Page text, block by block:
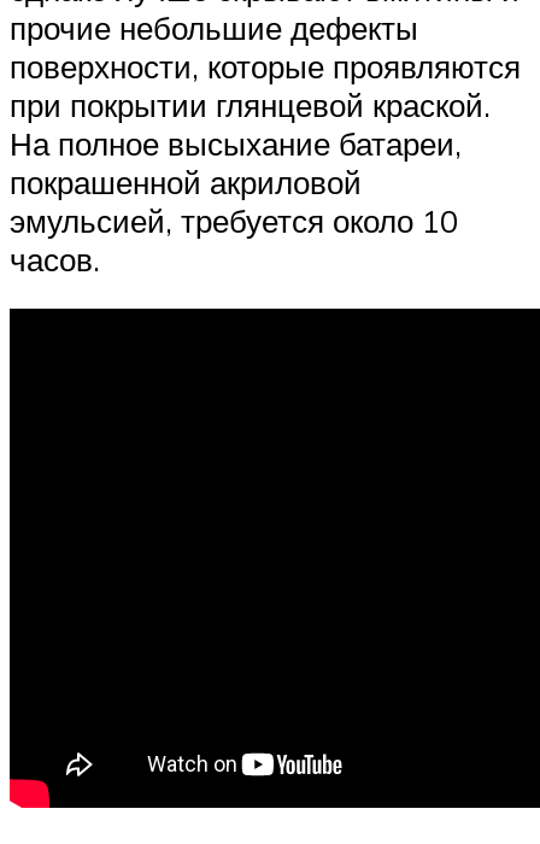
прочие небольшие дефекты
поверхности, которые проявляются
при покрытии глянцевой краской.
На полное высыхание батареи,
покрашенной акриловой
эмульсией, требуется около 10
часов.